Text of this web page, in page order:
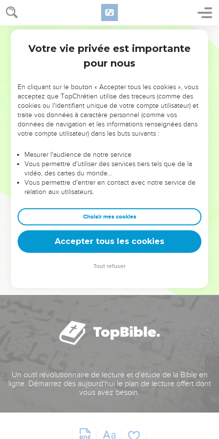
NE MANQUEZ PAS L’ÉVÉNEMENT
DE L’ANNÉE !
ET SI LEURS ERREURS POUVAIENT VOUS ÉVITER LES
VOTRES ?
leur foi ou leur vision. Mais on voit moins les doutes, les erreurs
et les saisons difficiles qu'ils ont traversés, alors même que ce
sont elles qui les ont façonnés.
Dans cette conférence, leaders, entrepreneurs, et responsables
clés pour avancer avec plus de sagesse afin que leurs erreurs
deviennent vos tremplins. Que vous guidiez un ministère, une
équipe, un groupe ou une famille, leur expérience est faite
Un outil révolutionnaire de lecture et d'étude de la Bible en
ligne. Démarrez dès aujourd'hui le plan de lecture offert dont
vous avez besoin.
Votre vie privée est importante
pour nous
En cliquant sur le bouton « Accepter tous les cookies », vous
acceptez que TopChrétien utilise des traceurs (comme des
cookies ou l'identifiant unique de votre compte utilisateur) et
traite vos données à caractère personnel (comme vos
données de navigation et les informations renseignées dans
votre compte utilisateur) dans les buts suivants :
Mesurer l'audience de notre service
Vous permettre d'utiliser des services tiers tels que de la
vidéo, des cartes du monde…
Vous permettre d'entrer en contact avec notre service de
relation aux utilisateurs.
Choisir mes cookies
Accepter tous les cookies
Tout refuser